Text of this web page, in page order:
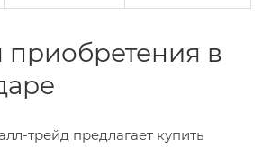
приобретения в
трейд предлагает купить